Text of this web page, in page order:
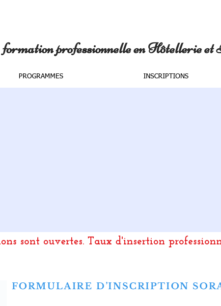
professionnelle en Hôtellerie
PROGRAMMES INSCRIPTIONS
sont ouvertes. Taux d'insertion
FORMULAIRE D’INSCRIPTION